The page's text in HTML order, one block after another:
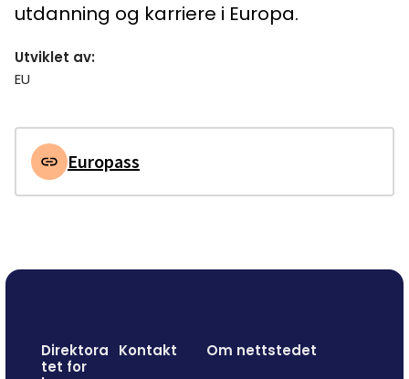
utdanning og karriere i Europa.
Utviklet av:
EU
Europass
Direktora
tet for
Kontakt
Om nettstedet